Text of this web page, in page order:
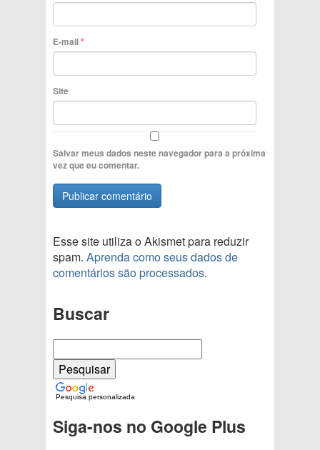
E-mail*
Site
Salvar meus dados neste navegador para a próxima
vez que eu comentar.
Esse site utiliza o Akismet para reduzir
spam. Aprenda como seus dados de
comentários são processados.
Buscar
Pesquisa personalizada
Siga-nos no Google Plus